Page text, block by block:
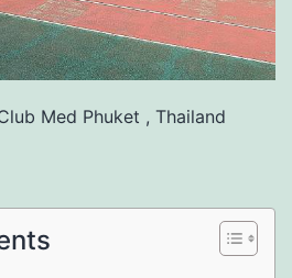
Med Phuket , Thailand